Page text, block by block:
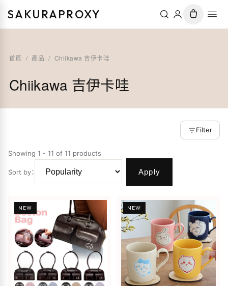
SAKURAPROXY
首頁 / 產品 / Chiikawa 吉伊卡哇
Chiikawa 吉伊卡哇
Filter
Showing 1 - 11 of 11 products
Sort by： Apply
NEW NEW